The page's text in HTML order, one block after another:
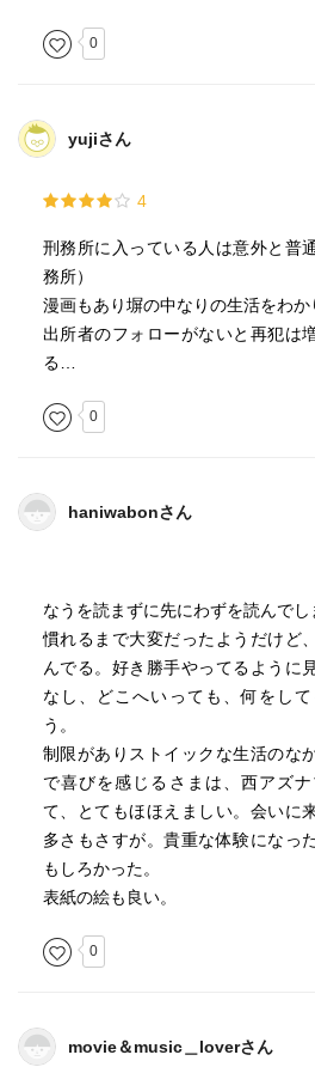
0
yujiさん
4
刑務所に入っている人は意外と普
務所）
漫画もあり塀の中なりの生活をわか
出所者のフォローがないと再犯は
る…
0
haniwabonさん
なうを読まずに先にわずを読んでし
慣れるまで大変だったようだけど
んでる。好き勝手やってるように
なし、どこへいっても、何をし
う。
制限がありストイックな生活のな
で喜びを感じるさまは、西アズ
て、とてもほほえましい。会いに
多さもさすが。貴重な体験になっ
もしろかった。
表紙の絵も良い。
0
movie＆music＿loverさん